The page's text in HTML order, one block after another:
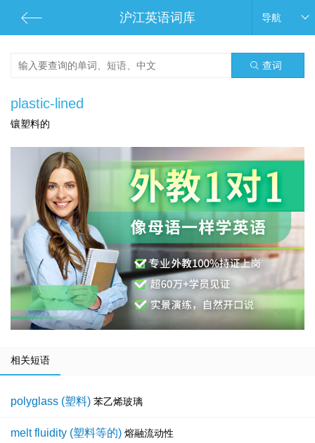
沪江英语词库 导航
查词
plastic-lined
镶塑料的
相关短语
polyglass (塑料) 苯乙烯玻璃
melt fluidity (塑料等的) 熔融流动性